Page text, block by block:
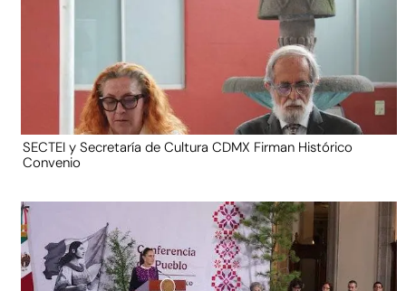
SECTEI y Secretaría de Cultura CDMX Firman Histórico
Convenio